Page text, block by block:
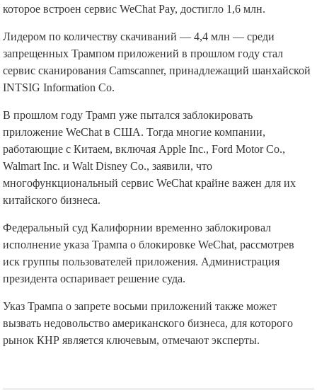
которое встроен сервис WeChat Pay, достигло 1,6 млн.
Лидером по количеству скачиваний — 4,4 млн — среди
запрещенных Трампом приложений в прошлом году стал
сервис сканирования Camscanner, принадлежащий шанхайской
INTSIG Information Co.
В прошлом году Трамп уже пытался заблокировать
приложение WeChat в США. Тогда многие компании,
работающие с Китаем, включая Apple Inc., Ford Motor Co.,
Walmart Inc. и Walt Disney Co., заявили, что
многофункциональный сервис WeChat крайне важен для их
китайского бизнеса.
Федеральный суд Калифорнии временно заблокировал
исполнение указа Трампа о блокировке WeChat, рассмотрев
иск группы пользователей приложения. Администрация
президента оспаривает решение суда.
Указ Трампа о запрете восьми приложений также может
вызвать недовольство американского бизнеса, для которого
рынок КНР является ключевым, отмечают эксперты.